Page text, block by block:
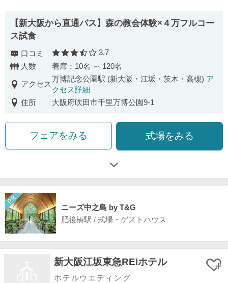
【新大阪から直通バス】森の教会体験×４万フルコー
ス試食
口コミ 口コミ評価
3.7
人数
着席：10名 ～ 120名
アクセス
万博記念公園駅 (新大阪・江坂・茨木・高槻) ア
クセス詳細
住所
大阪府吹田市千里万博公園9-1
フェアをみる 式場をみる
ニーズ中之島 by T&G
肥後橋駅 / 式場・ゲストハウス
新大阪江坂東急REIホテル
ホテルウエディング